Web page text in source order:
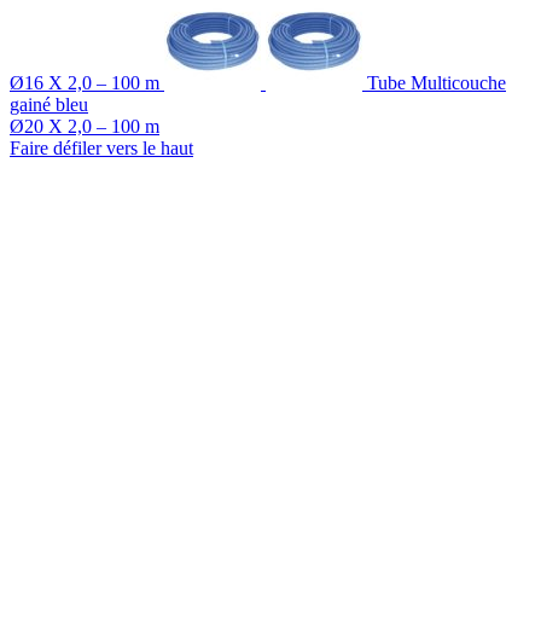
Ø16 X 2,0 – 100 m
Tube Multicouche
gainé bleu
Ø20 X 2,0 – 100 m
Faire défiler vers le haut